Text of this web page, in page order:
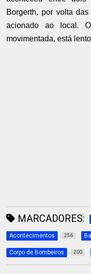
Borgerth, por volta
acionado ao local.
movimentada, está
MARCADORES:
Acontecimentos 256
Corpo de Bombeiros 200